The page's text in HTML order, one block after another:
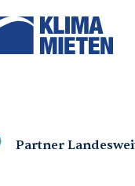
Partner